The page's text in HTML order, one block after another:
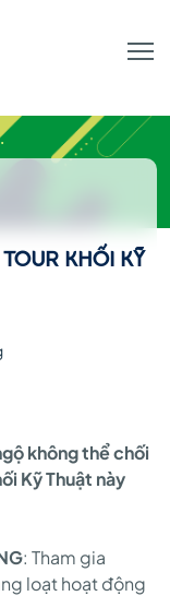
KHỐI KỸ
không thể chối
Kỹ Thuật này
: Tham gia
loạt hoạt động